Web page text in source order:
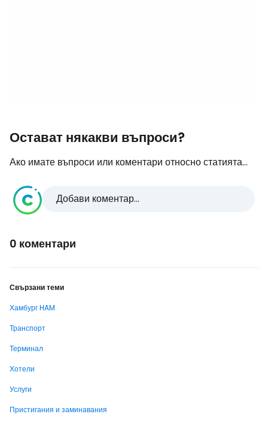
Остават някакви въпроси?
Ако имате въпроси или коментари относно статията...
Добави коментар...
0 коментари
Свързани теми
Хамбург HAM
Транспорт
Терминал
Хотели
Услуги
Пристигания и заминавания